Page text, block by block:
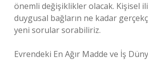
önemli değişiklikler olacak. Kişisel
duygusal bağların ne kadar
yeni sorular sorabiliriz.
Evrendeki En Ağır Madde ve İş